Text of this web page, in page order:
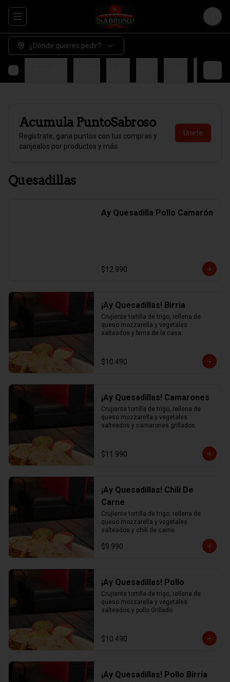
Abrir menu de navegación Login
¿Dónde quieres pedir?
Acumula PuntoSabroso
Regístrate, gana puntos con tus compras y
canjealos por productos y más
Únete
Quesadillas
Ay Quesadilla Pollo Camarón
$12.990
¡Ay Quesadillas! Birria
Crujiente tortilla de trigo, rellena de
queso mozzarella y vegetales
salteados y birria de la casa.
$10.490
¡Ay Quesadillas! Camarones
Crujiente tortilla de trigo, rellena de
queso mozzarella y vegetales
salteados y camarones grillados.
$11.990
¡Ay Quesadillas! Chili De
Carne
Crujiente tortilla de trigo, rellena de
queso mozzarella y vegetales
salteados y chili de carne.
$9.990
¡Ay Quesadillas! Pollo
Crujiente tortilla de trigo, rellena de
queso mozzarella y vegetales
salteados y pollo Grillado.
$10.490
¡Ay Quesadillas! Pollo Birria